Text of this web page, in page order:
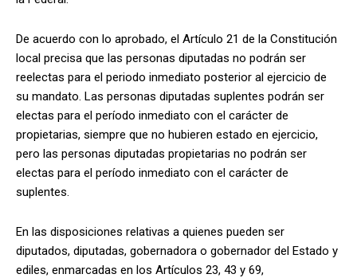
De acuerdo con lo aprobado, el Artículo 21 de la Constitución
local precisa que las personas diputadas no podrán ser
reelectas para el periodo inmediato posterior al ejercicio de
su mandato. Las personas diputadas suplentes podrán ser
electas para el período inmediato con el carácter de
propietarias, siempre que no hubieren estado en ejercicio,
pero las personas diputadas propietarias no podrán ser
electas para el período inmediato con el carácter de
suplentes.
En las disposiciones relativas a quienes pueden ser
diputados, diputadas, gobernadora o gobernador del Estado y
ediles, enmarcadas en los Artículos 23, 43 y 69,